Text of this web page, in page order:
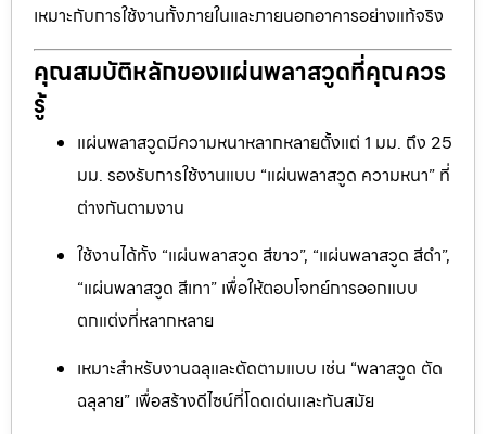
เหมาะกับการใช้งานทั้งภายในและภายนอกอาคารอย่างแท้จริง
คุณสมบัติหลักของแผ่นพลาสวูดที่คุณควร
รู้
แผ่นพลาสวูดมีความหนาหลากหลายตั้งแต่ 1 มม. ถึง 25
มม. รองรับการใช้งานแบบ “แผ่นพลาสวูด ความหนา” ที่
ต่างกันตามงาน
ใช้งานได้ทั้ง “แผ่นพลาสวูด สีขาว”, “แผ่นพลาสวูด สีดำ”,
“แผ่นพลาสวูด สีเทา” เพื่อให้ตอบโจทย์การออกแบบ
ตกแต่งที่หลากหลาย
เหมาะสำหรับงานฉลุและตัดตามแบบ เช่น “พลาสวูด ตัด
ฉลุลาย” เพื่อสร้างดีไซน์ที่โดดเด่นและทันสมัย